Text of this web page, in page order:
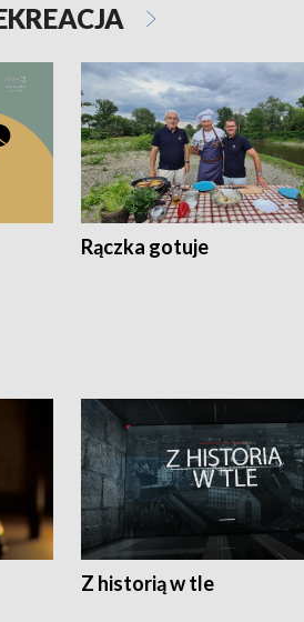
Rączka gotuje
Z historią w tle